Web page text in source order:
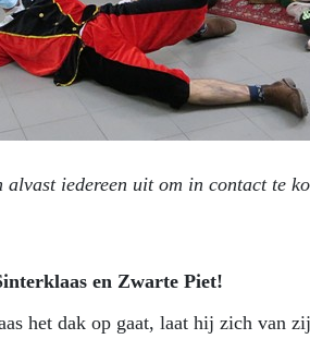
iedereen uit om in contact te
en Zwarte Piet!
het dak op gaat, laat hij zich van